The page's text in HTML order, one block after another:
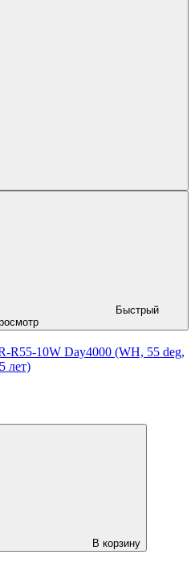
Быстрый
R55-10W Day4000 (WH, 55 deg,
лет)
В корзину